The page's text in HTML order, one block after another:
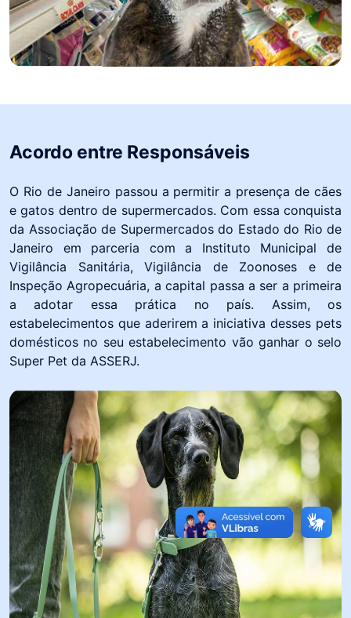
Acordo entre Responsáveis
O Rio de Janeiro passou a permitir a presença de cães
e gatos dentro de supermercados. Com essa conquista
da Associação de Supermercados do Estado do Rio de
Janeiro em parceria com a Instituto Municipal de
Vigilância Sanitária, Vigilância de Zoonoses e de
Inspeção Agropecuária, a capital passa a ser a primeira
a adotar essa prática no país. Assim, os
estabelecimentos que aderirem a iniciativa desses pets
domésticos no seu estabelecimento vão ganhar o selo
Super Pet da ASSERJ.